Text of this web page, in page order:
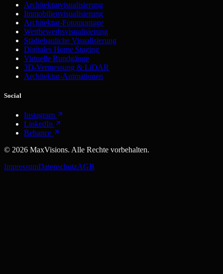
Architekturvisualisierung
Immobilienvisualisierung
Architektur-Fotomontage
Wettbewerbsvisualisierung
Städtebauliche Visualisierung
Digitales Home Staging
Virtuelle Rundgänge
3D-Vermessung & LiDAR
Architektur-Animationen
Social
Instagram
LinkedIn
Behance
© 2026 MaxVisions. Alle Rechte vorbehalten.
ImpressumDatenschutzAGB